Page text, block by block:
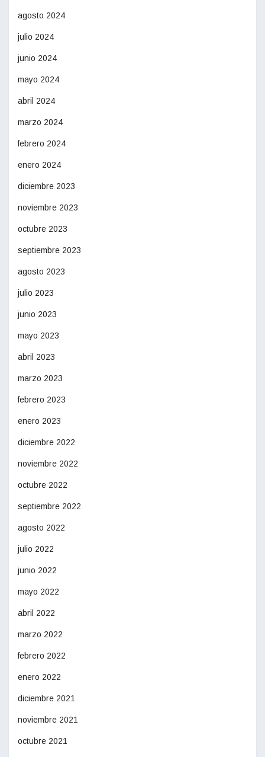
agosto 2024
julio 2024
junio 2024
mayo 2024
abril 2024
marzo 2024
febrero 2024
enero 2024
diciembre 2023
noviembre 2023
octubre 2023
septiembre 2023
agosto 2023
julio 2023
junio 2023
mayo 2023
abril 2023
marzo 2023
febrero 2023
enero 2023
diciembre 2022
noviembre 2022
octubre 2022
septiembre 2022
agosto 2022
julio 2022
junio 2022
mayo 2022
abril 2022
marzo 2022
febrero 2022
enero 2022
diciembre 2021
noviembre 2021
octubre 2021